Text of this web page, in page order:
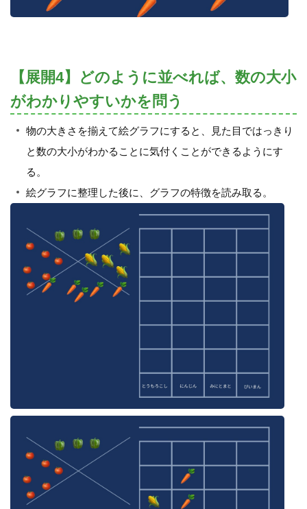
【展開4】どのように並べれば、数の大小
がわかりやすいかを問う
物の大きさを揃えて絵グラフにすると、見た目ではっきり
と数の大小がわかることに気付くことができるようにす
る。
絵グラフに整理した後に、グラフの特徴を読み取る。